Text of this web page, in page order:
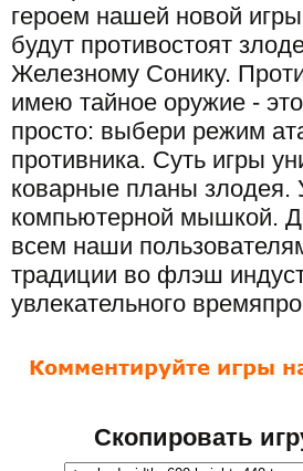
героем нашей новой
будут противостоят
Железному Сонику.
имею тайное оружие -
просто: выбери режим
противника. Суть игры
коварные планы злодея.
компьютерной мышкой.
всем наши
традиции во флэш
увлекательного
Скопировать